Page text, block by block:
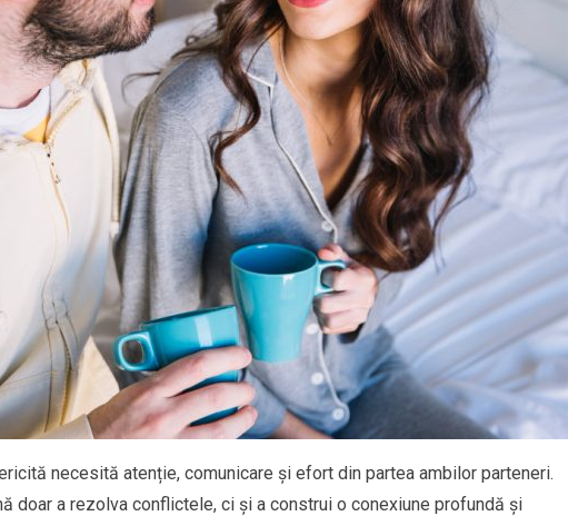
necesită atenție, comunicare și efort din partea ambilor parteneri.
doar a rezolva conflictele, ci și a construi o conexiune profundă și